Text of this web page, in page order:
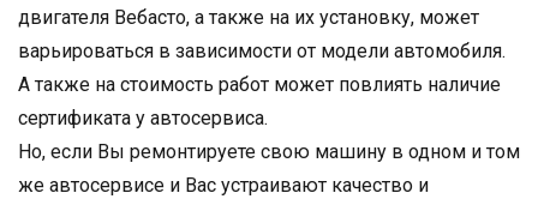
двигателя Вебасто, а также на их установку, может
варьироваться в зависимости от модели автомобиля.
А также на стоимость работ может повлиять наличие
сертификата у автосервиса.
Но, если Вы ремонтируете свою машину в одном и том
же автосервисе и Вас устраивают качество и